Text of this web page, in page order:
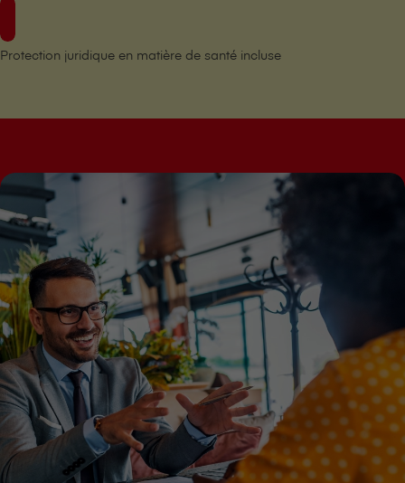
Protection juridique en matière de santé incluse